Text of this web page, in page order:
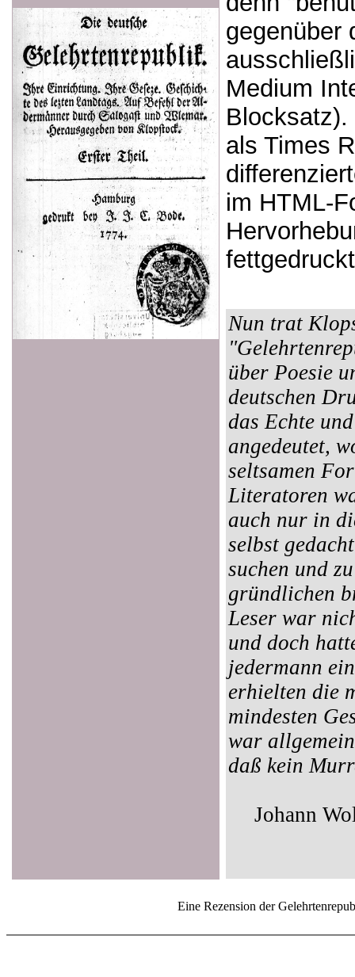
gegenüber
Medium
Blocksatz).
als Times
im HTML-
Nun trat
über Poesie
deutschen
das Echte
angedeutet,
seltsamen
Literatoren
auch nur in
selbst
suchen und
gründlichen
Leser war
und doch
jedermann
erhielten die
mindesten
war
daß kein
Johann
Eine Rezension der